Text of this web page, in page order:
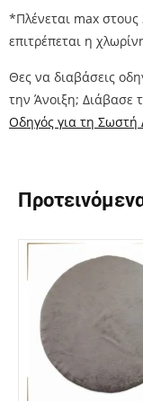
*Πλένεται max στους
επιτρέπεται η
Θες να διαβάσεις
την Άνοιξη; Διάβασε
Οδηγός για τη Σωστή